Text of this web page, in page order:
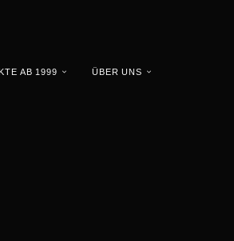
AB 1999 ÜBER UNS